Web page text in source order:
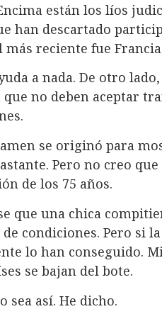
están los líos
han descartado
más reciente fue
a nada. De otro
no deben aceptar
se originó para
Pero no creo
de los 75 años.
que una chica
condiciones. Pero si
lo han conseguido.
se bajan del bote.
sea así. He dicho.